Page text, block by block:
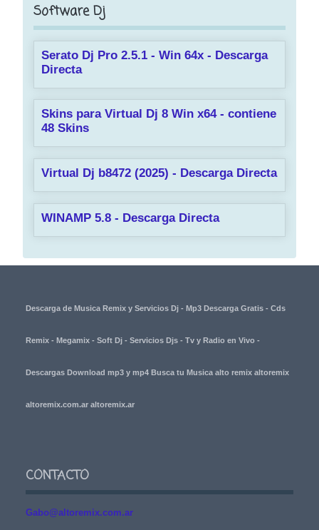
Software Dj
Serato Dj Pro 2.5.1 - Win 64x - Descarga
Directa
Skins para Virtual Dj 8 Win x64 - contiene
48 Skins
Virtual Dj b8472 (2025) - Descarga Directa
WINAMP 5.8 - Descarga Directa
Descarga de Musica Remix y Servicios Dj - Mp3 Descarga Gratis - Cds
Remix - Megamix - Soft Dj - Servicios Djs - Tv y Radio en Vivo -
Descargas Download mp3 y mp4 Busca tu Musica alto remix altoremix
altoremix.com.ar altoremix.ar
CONTACTO
Gabo@altoremix.com.ar